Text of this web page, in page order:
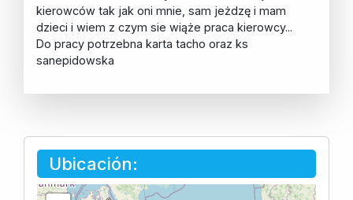
kierowców tak jak oni mnie, sam jeżdzę i mam
dzieci i wiem z czym sie wiąże praca kierowcy...
Do pracy potrzebna karta tacho oraz ks
sanepidowska
Ubicación: